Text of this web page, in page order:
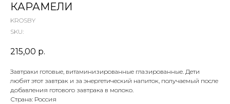
КАРАМЕЛИ
KROSBY
SKU:
215,00 р.
Завтраки готовые, витаминизированные глазированные. Дети
любят этот завтрак и за энергетический напиток, получаемый после
добавления готового завтрака в молоко.
Страна: Россия